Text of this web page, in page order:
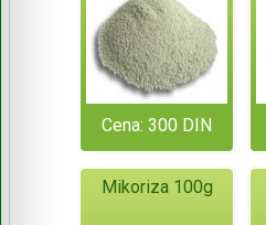
Cena: 300 DIN
Mikoriza 100g